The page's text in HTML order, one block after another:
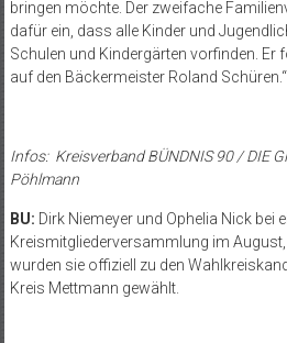
bringen möchte. Der zweifache
dafür ein, dass alle Kinder und
Schulen und Kindergärten vorfinden. Er
auf den Bäckermeister Roland Schüren.“
Infos: Kreisverband BÜNDNIS 90 / DIE
Pöhlmann
BU: Dirk Niemeyer und Ophelia Nick bei
Kreismitgliederversammlung im
wurden sie offiziell zu den
Kreis Mettmann gewählt.